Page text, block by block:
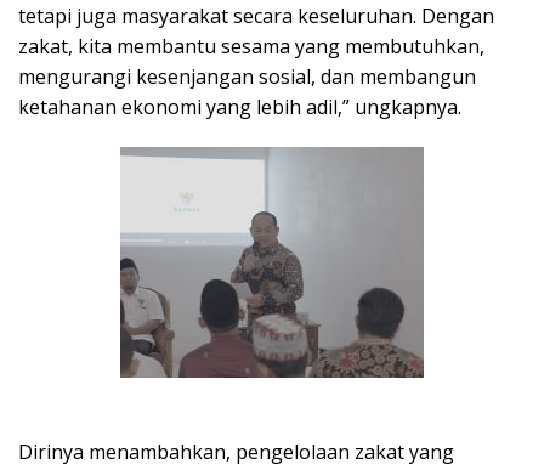
tetapi juga masyarakat secara keseluruhan. Dengan
zakat, kita membantu sesama yang membutuhkan,
mengurangi kesenjangan sosial, dan membangun
ketahanan ekonomi yang lebih adil,” ungkapnya.
Dirinya menambahkan, pengelolaan zakat yang